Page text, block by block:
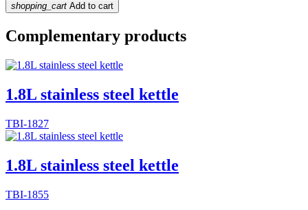
shopping_cart Add to cart
Complementary products
1.8L stainless steel kettle
TBI-1827
1.8L stainless steel kettle
TBI-1855